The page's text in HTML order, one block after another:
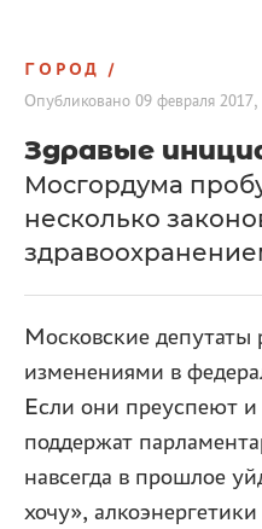
ГОРОД
Опубликовано 09 февраля 2017,
Здравые
Мосгордума
несколько
Московские депутаты
изменениями в
Если они преуспеют
поддержат
навсегда в прошлое
хочу»,